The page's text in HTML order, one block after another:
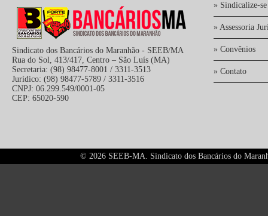
Sindicato dos Bancários do Maranhão - SEEB/MA
Rua do Sol, 413/417, Centro – São Luís (MA)
Secretaria: (98) 98477-8001 / 3311-3513
Jurídico: (98) 98477-5789 / 3311-3516
CNPJ: 06.299.549/0001-05
CEP: 65020-590
» Sindicalize-se
» Assessoria
» Convênios
» Contato
© 2026 SEEB-MA. Sindicato dos Bancários do